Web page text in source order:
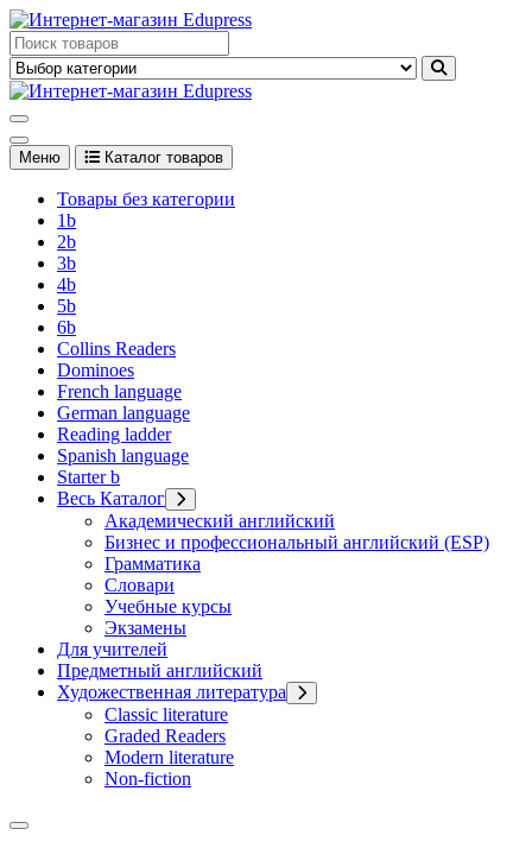
Перейти
к
содержимому
Edupress Uzbekistan, Edupress Узбекистан, книги, учебники на
английском языке
английском языке
Меню Каталог товаров
Товары без категории
1b
2b
3b
4b
5b
6b
Collins Readers
Dominoes
French language
German language
Reading ladder
Spanish language
Starter b
Весь Каталог
Академический английский
Бизнес и профессиональный английский (ESP)
Грамматика
Словари
Учебные курсы
Экзамены
Для учителей
Предметный английский
Художественная литература
Classic literature
Graded Readers
Modern literature
Non-fiction